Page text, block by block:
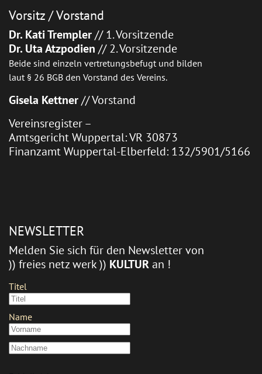
Vorsitz / Vorstand
Dr. Kati Trempler// 1. Vorsitzende
Dr. Uta Atzpodien // 2. Vorsitzende
Beide sind einzeln vertretungsbefugt und bilden
laut § 26 BGB den Vorstand des Vereins.
Gisela Kettner// Vorstand
Vereinsregister –
Amtsgericht Wuppertal: VR 30873
Finanzamt Wuppertal-Elberfeld: 132/5901/5166
NEWSLETTER
Melden Sie sich für den Newsletter von
)) freies netz werk )) KULTURan !